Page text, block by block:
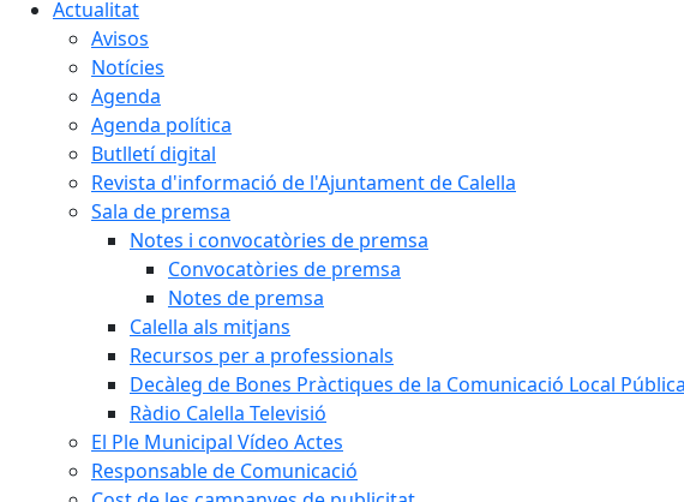
Actualitat
Avisos
Notícies
Agenda
Agenda política
Butlletí digital
Revista d'informació de l'Ajuntament de Calella
Sala de premsa
Notes i convocatòries de premsa
Convocatòries de premsa
Notes de premsa
Calella als mitjans
Recursos per a professionals
Decàleg de Bones Pràctiques de la Comunicació Local Pública
Ràdio Calella Televisió
El Ple Municipal Vídeo Actes
Responsable de Comunicació